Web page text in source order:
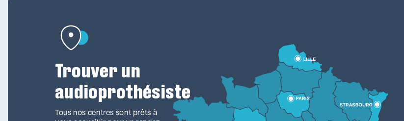
Trouver un
audioprothésiste
Tous nos centres sont prêts à